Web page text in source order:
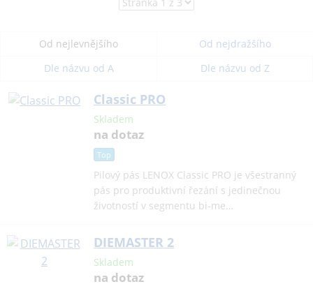
Od nejlevnějšího
Od nejdražšího
Dle názvu od A
Dle názvu od Z
Classic PRO
Skladem
na dotaz
Top
Pilový pás LENOX Classic PRO je všestranný
pás pro produktivní řezání s jedinečnou
životností v segmentu bi-me…
DIEMASTER 2
Skladem
na dotaz